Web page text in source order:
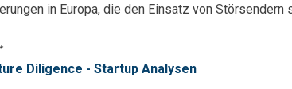
in Europa, die den Einsatz von Störsendern